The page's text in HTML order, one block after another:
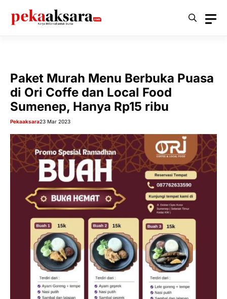
Paket Murah Menu Berbuka Puasa
di Ori Coffe dan Local Food
Sumenep, Hanya Rp15 ribu
Pekaaksara23 Mar 2023